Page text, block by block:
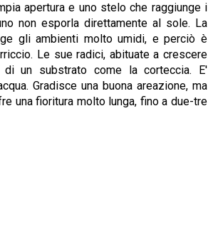
apertura e uno stelo che raggiunge i
non esporla direttamente al sole. La
gli ambienti molto umidi, e perciò è
Le sue radici, abituate a crescere
un substrato come la corteccia. E'
Gradisce una buona areazione, ma
una fioritura molto lunga, fino a due-tre